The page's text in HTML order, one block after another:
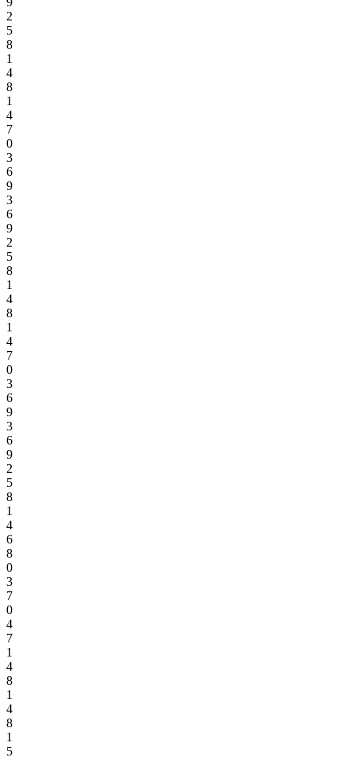
2
5
8
1
4
8
1
4
7
0
3
6
9
3
6
9
2
5
8
1
4
8
1
4
7
0
3
6
9
3
6
9
2
5
8
1
4
6
8
0
3
7
0
4
7
1
4
8
1
4
8
1
5